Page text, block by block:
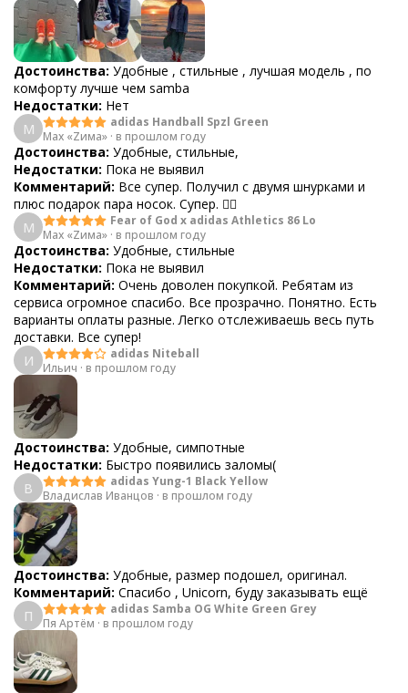
Достоинства: Удобные , стильные , лучшая модель , по
комфорту лучше чем samba
Недостатки: Нет
M
adidas Handball Spzl Green
Max «Zима» · в прошлом году
Достоинства: Удобные, стильные,
Недостатки: Пока не выявил
Комментарий: Все супер. Получил с двумя шнурками и
плюс подарок пара носок. Супер. 👍🏻
M
Fear of God x adidas Athletics 86 Lo
Max «Zима» · в прошлом году
Достоинства: Удобные, стильные
Недостатки: Пока не выявил
Комментарий: Очень доволен покупкой. Ребятам из
сервиса огромное спасибо. Все прозрачно. Понятно. Есть
варианты оплаты разные. Легко отслеживаешь весь путь
доставки. Все супер!
И
adidas Niteball
Ильич · в прошлом году
Достоинства: Удобные, симпотные
Недостатки: Быстро появились заломы(
В
adidas Yung-1 Black Yellow
Владислав Иванцов · в прошлом году
Достоинства: Удобные, размер подошел, оригинал.
Комментарий: Спасибо , Unicorn, буду заказывать ещё
П
adidas Samba OG White Green Grey
Пя Артём · в прошлом году